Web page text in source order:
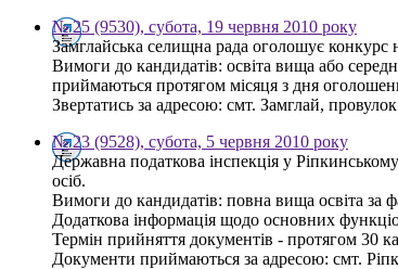
№ 25 (9530), субота, 19 червня 2010 року
Замглайська селищна рада оголошує конкурс
Вимоги до кандидатів: освіта вища або
приймаються протягом місяця з дня
Звертатись за адресою: смт. Замглай,
№ 23 (9528), субота, 5 червня 2010 року
Державна податкова інспекція у
осіб.
Вимоги до кандидатів: повна вища освіта за
Додаткова інформація щодо основних
Термін прийняття документів - протягом 30
Документи приймаються за адресою: смт.